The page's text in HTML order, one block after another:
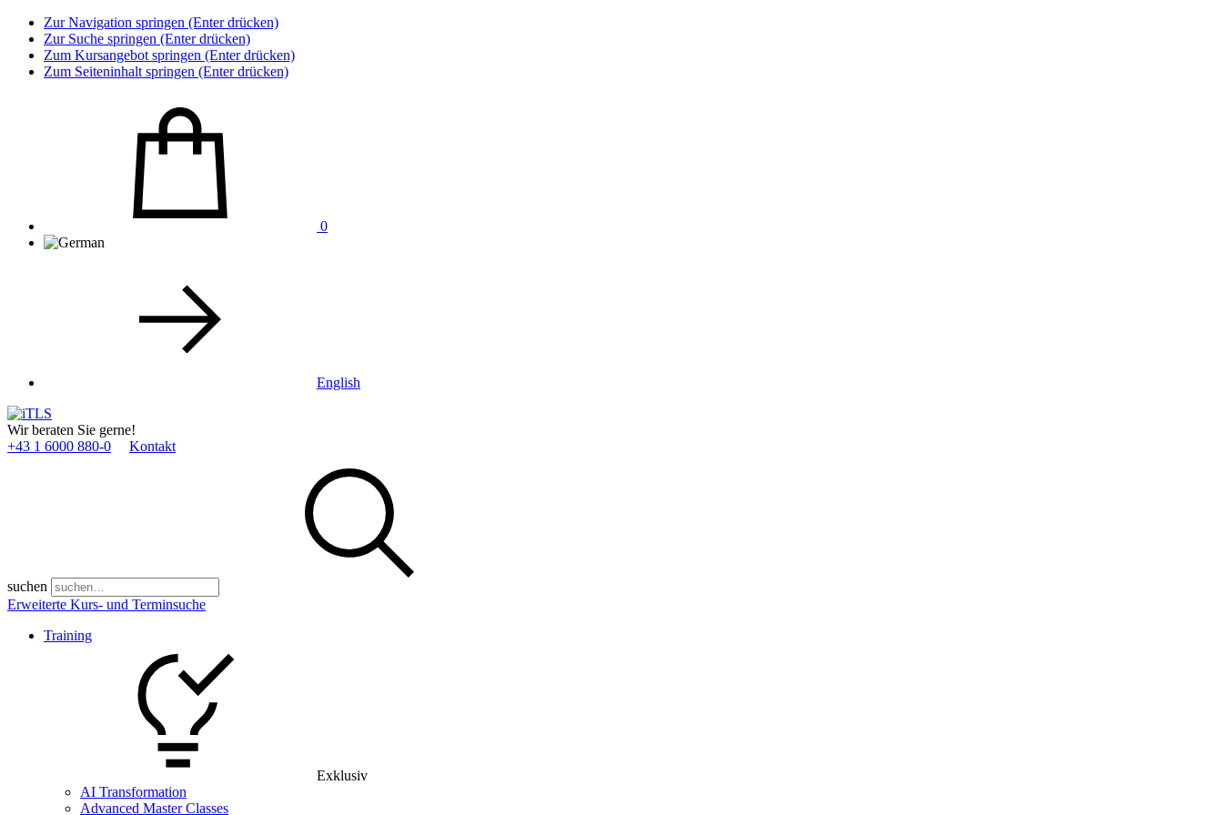
Zur Navigation springen (Enter drücken)
Zur Suche springen (Enter drücken)
Zum Kursangebot springen (Enter drücken)
Zum Seiteninhalt springen (Enter drücken)
0
English
Wir beraten Sie gerne!
+43 1 6000 880­-0
Kontakt
suchen
Erweiterte Kurs- und Terminsuche
Training
Exklusiv
AI Transformation
Advanced Master Classes